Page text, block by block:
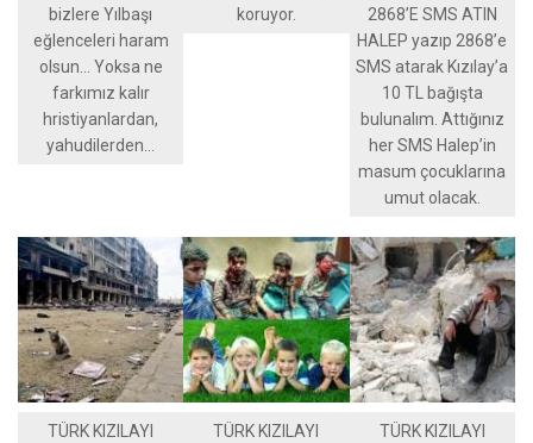
bizlere Yılbaşı
eğlenceleri haram
olsun… Yoksa ne
farkımız kalır
hristiyanlardan,
yahudilerden…
koruyor.
2868’E SMS ATIN
HALEP yazıp 2868’e
SMS atarak Kızılay’a
10 TL bağışta
bulunalım. Attığınız
her SMS Halep’in
masum çocuklarına
umut olacak.
TÜRK KIZILAYI
TÜRK KIZILAYI
TÜRK KIZILAYI